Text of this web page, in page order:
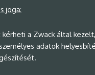
joga:
a Zwack által
adatok